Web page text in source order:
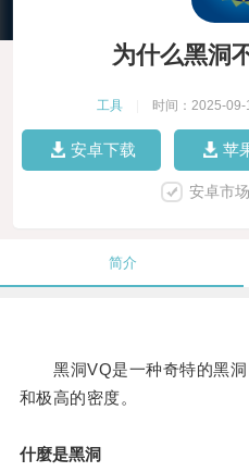
为什么黑洞
工具 时间：2025-09-
安卓下载 苹
安卓市
简介
黑洞VQ是一种奇特的黑洞
和极高的密度。
什麼是黑洞